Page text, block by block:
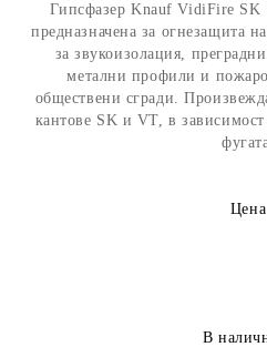
Гипсфазер Knauf VidiFire SK
предназначена за огнезащита
за звукоизолация,
метални профили и
обществени сгради.
кантове SK и VT, в
Цена
В